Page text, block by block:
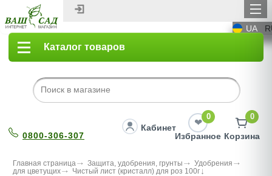
UA
Каталог товаров
0800-306-307
Кабинет
0
Избранное
0
Корзина
Главная страница Защита, удобрения, грунты
Удобрения
для цветущих
Чистый лист (кристалл) для роз 100г